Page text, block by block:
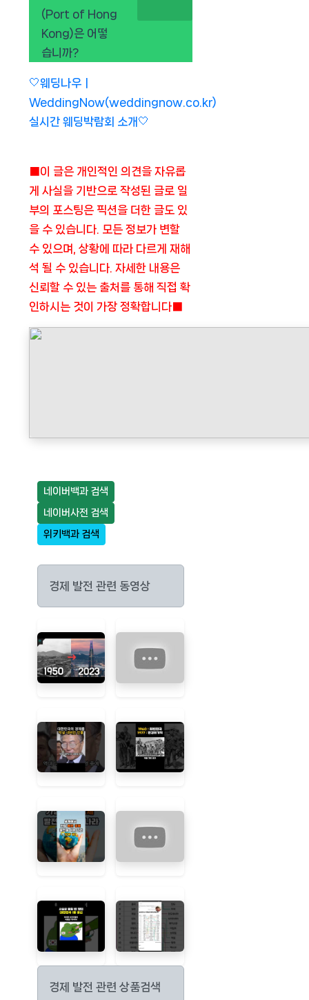
(Port of Hong
Kong)은 어떻
습니까?
🤍웨딩나우ㅣ
WeddingNow(weddingnow.co.kr)
실시간 웨딩박람회 소개🤍
■이 글은 개인적인 의견을 자유롭
게 사실을 기반으로 작성된 글로 일
부의 포스팅은 픽션을 더한 글도 있
을 수 있습니다. 모든 정보가 변할
수 있으며, 상황에 따라 다르게 재해
석 될 수 있습니다. 자세한 내용은
신뢰할 수 있는 출처를 통해 직접 확
인하시는 것이 가장 정확합니다■
네이버백과 검색
네이버사전 검색
위키백과 검색
경제 발전 관련 동영상
경제 발전 관련 상품검색